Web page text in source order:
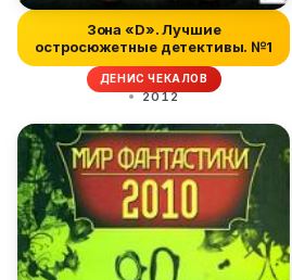
Зона «D». Лучшие
остросюжетные детективы. №1
ДЕНИС ЧЕКАЛОВ
2012